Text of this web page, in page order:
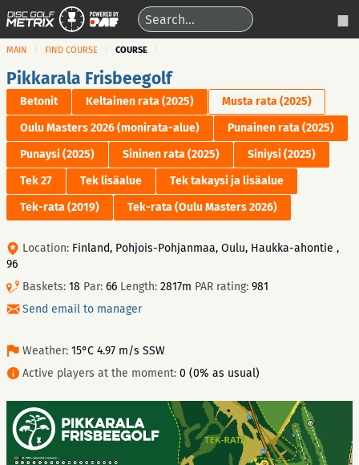
MAIN FIND COURSE COURSE
Pikkarala Frisbeegolf
Betonit Keltainen rata (2025)
Musta rata (2025)
Oulu Masters 2026 (monirata-alue)
Punainen rata (2025)
Punaysi (2025)
Sininen rata (2025)
Siniysi (2025)
Tek 27
Tek lisäalue
Tek takaysi ja lisäalue
Tek-rata (2019)
Tek-rata (Oulu Masters 2026)
Location: Finland, Pohjois-Pohjanmaa, Oulu, Haukka-ahontie ,
96
Baskets: 18 Par: 66 Length: 2817m PAR rating: 981
Send email to manager
Weather: 15°C 4.97 m/s SSW
Active players at the moment: 0 (0% as usual)